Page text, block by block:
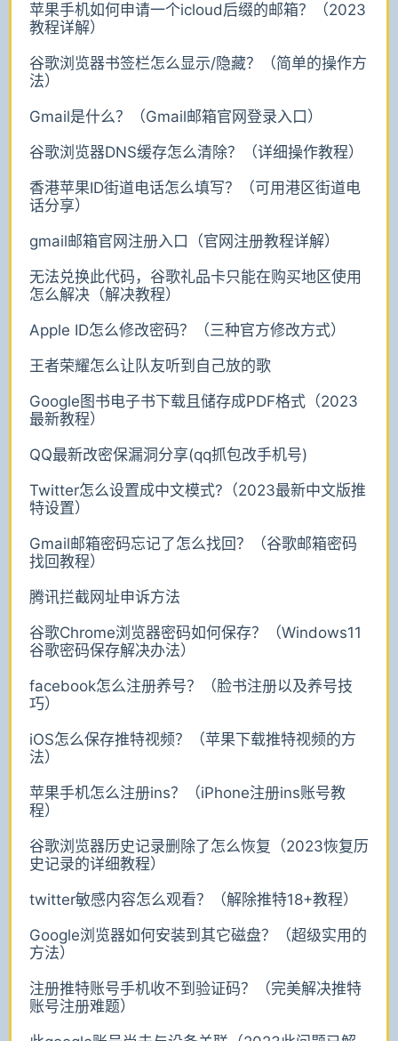
苹果手机如何申请一个icloud后缀的邮箱？（2023
教程详解）
谷歌浏览器书签栏怎么显示/隐藏？（简单的操作方
法）
Gmail是什么？（Gmail邮箱官网登录入口）
谷歌浏览器DNS缓存怎么清除？（详细操作教程）
香港苹果ID街道电话怎么填写？（可用港区街道电
话分享）
gmail邮箱官网注册入口（官网注册教程详解）
无法兑换此代码，谷歌礼品卡只能在购买地区使用
怎么解决（解决教程）
Apple ID怎么修改密码？（三种官方修改方式）
王者荣耀怎么让队友听到自己放的歌
Google图书电子书下载且储存成PDF格式（2023
最新教程）
QQ最新改密保漏洞分享(qq抓包改手机号)
Twitter怎么设置成中文模式?（2023最新中文版推
特设置）
Gmail邮箱密码忘记了怎么找回？（谷歌邮箱密码
找回教程）
腾讯拦截网址申诉方法
谷歌Chrome浏览器密码如何保存？（Windows11
谷歌密码保存解决办法）
facebook怎么注册养号？（脸书注册以及养号技
巧）
iOS怎么保存推特视频？（苹果下载推特视频的方
法）
苹果手机怎么注册ins？（iPhone注册ins账号教
程）
谷歌浏览器历史记录删除了怎么恢复（2023恢复历
史记录的详细教程）
twitter敏感内容怎么观看？（解除推特18+教程）
Google浏览器如何安装到其它磁盘？（超级实用的
方法）
注册推特账号手机收不到验证码？（完美解决推特
账号注册难题）